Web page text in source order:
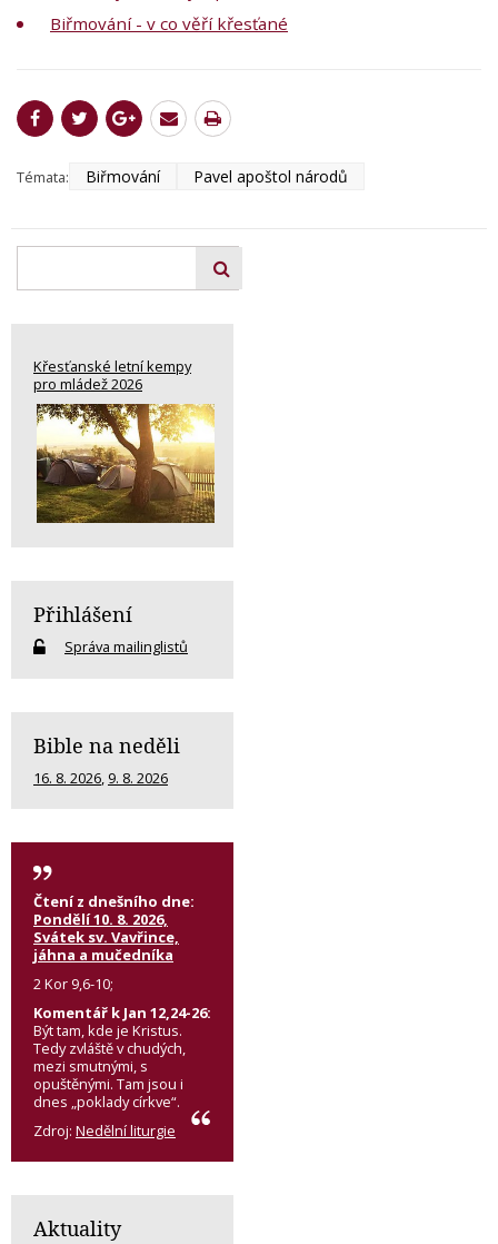
Biřmování - v co věří křesťané
Témata: Biřmování Pavel apoštol národů
Křesťanské letní kempy
pro mládež 2026
Přihlášení
Správa mailinglistů
Bible na neděli
16. 8. 2026, 9. 8. 2026
Čtení z dnešního dne:
Pondělí 10. 8. 2026,
Svátek sv. Vavřince,
jáhna a mučedníka
2 Kor 9,6-10;
Komentář k Jan 12,24-26:
Být tam, kde je Kristus.
Tedy zvláště v chudých,
mezi smutnými, s
opuštěnými. Tam jsou i
dnes „poklady církve“.
Zdroj: Nedělní liturgie
Aktuality